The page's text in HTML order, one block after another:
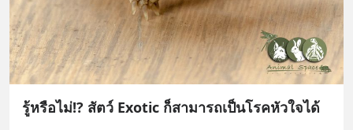
รู้หรือไม่!? สัตว์ Exotic ก็สามารถเป็นโรคหัวใจได้